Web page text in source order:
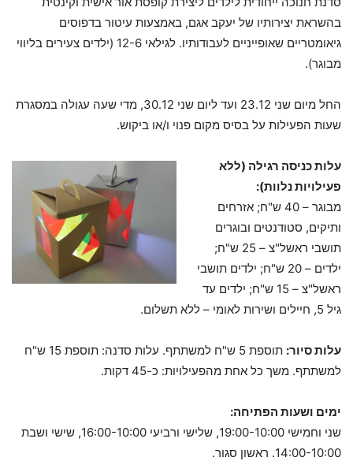
בהשראת יצירותיו של יעקב אגם, באמצעות עיטור בדפוסים
גיאומטריים שאופייניים לעבודותיו. לגילאי 12-6 (ילדים צעירים בליווי
מבוגר).
החל מיום שני 23.12 ועד ליום שני 30.12, מדי שעה עגולה במסגרת
שעות הפעילות על בסיס מקום פנוי ו/או ביקוש.
עלות כניסה רגילה (ללא
פעילויות נלוות):
מבוגר – 40 ש"ח; אזרחים
ותיקים, סטודנטים ובוגרים
תושבי ראשל"צ – 25 ש"ח;
ילדים – 20 ש"ח; ילדים תושבי
ראשל"צ – 15 ש"ח; ילדים עד
גיל 5, חיילים ושירות לאומי – ללא תשלום.
עלות סיור:
תוספת 5 ש"ח למשתתף. עלות סדנה: תוספת 15 ש"ח
למשתתף. משך כל אחת מהפעילויות: כ-45 דקות.
ימים ושעות הפתיחה:
שני וחמישי 19:00-10:00, שלישי ורביעי 16:00-10:00, שישי ושבת
14:00-10:00. ראשון סגור.